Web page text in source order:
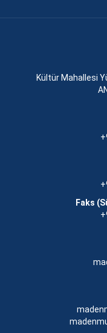
Kültür Mahallesi
Faks